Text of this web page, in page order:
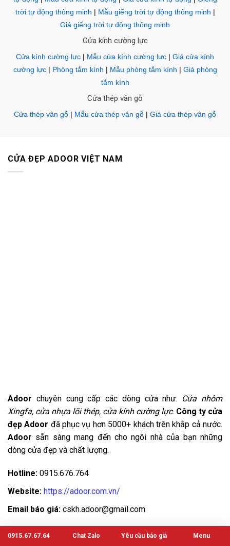
trời tự động thông minh | Mẫu giếng trời tự động thông minh |
Giá giếng trời tự động thông minh
Cửa kính cường lực
Cửa kính cường lực | Mẫu cửa kính cường lực | Giá cửa kính
cường lực| Phòng tắm kính | Mẫu phòng tắm kính | Giá phòng
tắm kính
Cửa thép vân gỗ
Cửa thép vân gỗ | Mẫu cửa thép vân gỗ | Giá cửa thép vân gỗ
CỬA ĐẸP ADOOR VIỆT NAM
Adoor chuyên cung cấp các dòng cửa như: Cửa nhôm
Xingfa, cửa nhựa lõi thép, cửa kính cường lực. Công ty cửa
đẹp Adoor đã phục vụ hơn 5000+ khách trên khắp cả nước.
Adoor sẵn sàng mang đến cho ngôi nhà của bạn những
dòng cửa đẹp và chất lượng.
Hotline: 0915.676.764
Website: https://adoor.com.vn/
Email báo giá: cskh.adoor@gmail.com
———————–
0915.67.67.64 Chat Zalo Yêu cầu báo giá Menu